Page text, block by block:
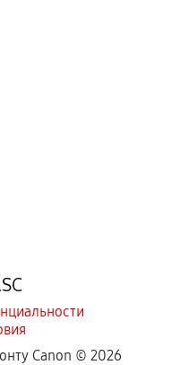
Canon © 2026